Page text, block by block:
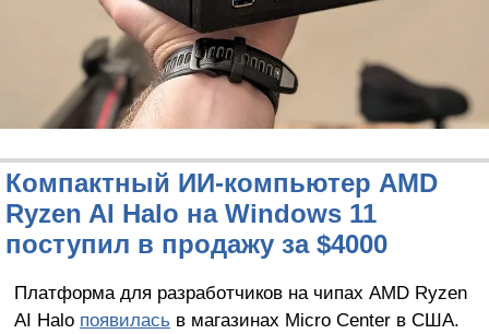
Компактный ИИ-компьютер AMD
Ryzen AI Halo на Windows 11
поступил в продажу за $4000
Платформа для разработчиков на чипах AMD Ryzen
AI Halo появилась в магазинах Micro Center в США.